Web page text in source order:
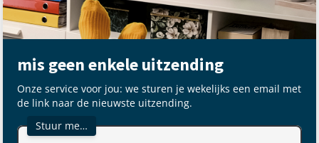
mis geen enkele uitzending
Onze service voor jou: we sturen je wekelijks een email met
de link naar de nieuwste uitzending.
Stuur me…